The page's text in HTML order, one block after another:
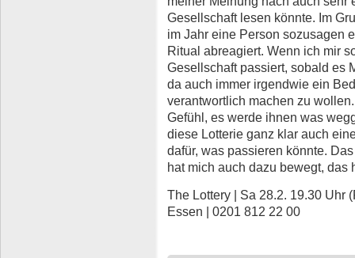
Gesellschaft lesen könnte. Im
im Jahr eine Person sozusagen
Ritual abreagiert. Wenn ich mir
Gesellschaft passiert, sobald es
da auch immer irgendwie ein
verantwortlich machen zu
Gefühl, es werde ihnen was
diese Lotterie ganz klar auch
dafür, was passieren könnte.
hat mich auch dazu bewegt,
The Lottery | Sa 28.2. 19.30 Uhr
Essen | 0201 812 22 00